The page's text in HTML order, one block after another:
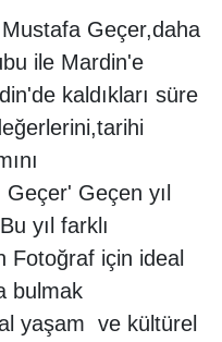
Geçer,daha
ile Mardin'e
kaldıkları süre
Geçen yıl
yıl farklı
Fotoğraf için ideal
bulmak
yaşam ve kültürel